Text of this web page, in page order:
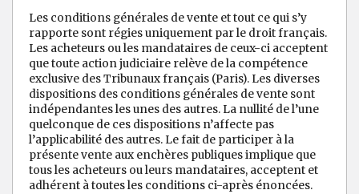
Les conditions générales de vente et tout ce qui s’y
rapporte sont régies uniquement par le droit français.
Les acheteurs ou les mandataires de ceux-ci acceptent
que toute action judiciaire relève de la compétence
exclusive des Tribunaux français (Paris). Les diverses
dispositions des conditions générales de vente sont
indépendantes les unes des autres. La nullité de l’une
quelconque de ces dispositions n’affecte pas
l’applicabilité des autres. Le fait de participer à la
présente vente aux enchères publiques implique que
tous les acheteurs ou leurs mandataires, acceptent et
adhérent à toutes les conditions ci-après énoncées.